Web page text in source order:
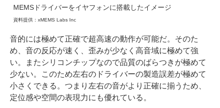
MEMSドライバーをイヤフォンに搭載したイメージ
資料提供：xMEMS Labs Inc
音的には極めて正確で超高速の動作が可能だ。そのた
め、音の反応が速く、歪みが少なく高音域に極めて強
い。またシリコンチップなので品質のばらつきが極めて
少ない。このため左右のドライバーの製造誤差が極めて
小さくできる。つまり左右の音がより正確に揃うため、
定位感や空間の表現力にも優れている。